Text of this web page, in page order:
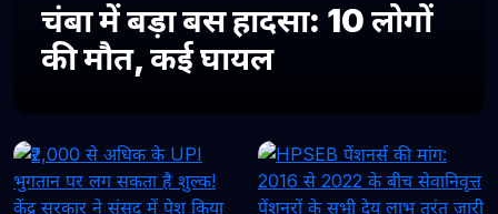
चंबा में बड़ा बस हादसा: 10 लोगों
की मौत, कई घायल